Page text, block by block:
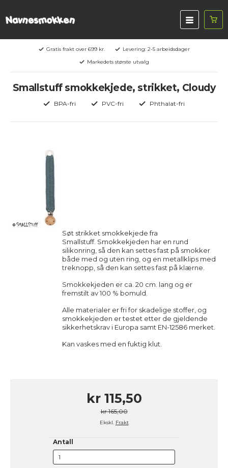
Gratis frakt over 699 kr.
Levering: 2-5 arbeidsdager
Markedets største utvalg
Smallstuff smokkekjede, strikket, Cloudy
BPA-fri PVC-fri Phthalat-fri
Søt strikket smokkekjede fra
Smallstuff. Smokkekjeden har en rund
silikonring, så den kan settes fast på smokker
både med og uten ring, og en metallklips med
treknopp, så den kan settes fast på klærne.
Smokkekjeden er ca. 20 cm. lang og er
fremstilt av 100 % bomuld.
Alle materialer er fri for skadelige stoffer, og
smokkekjeden er testet etter de gjeldende
sikkerhetskrav i Europa samt EN-12586 merket.
Kan vaskes med en fuktig klut.
kr 115,50
kr 165,00
Ekskl. Frakt
Antall